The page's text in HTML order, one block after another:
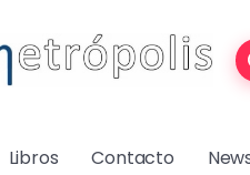
Libros Contacto